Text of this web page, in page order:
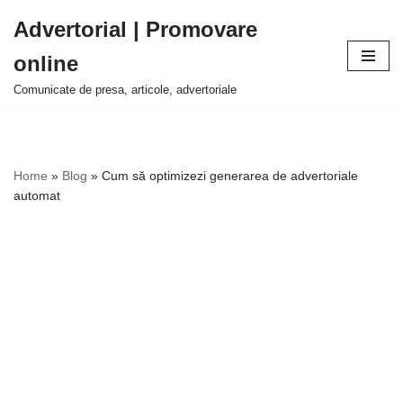
la
conținut
Advertorial | Promovare
online
Comunicate de presa, articole, advertoriale
Home » Blog » Cum să optimizezi generarea de advertoriale
automat